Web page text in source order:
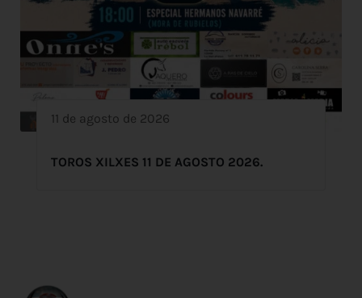
11 de agosto de 2026
TOROS XILXES 11 DE AGOSTO 2026.